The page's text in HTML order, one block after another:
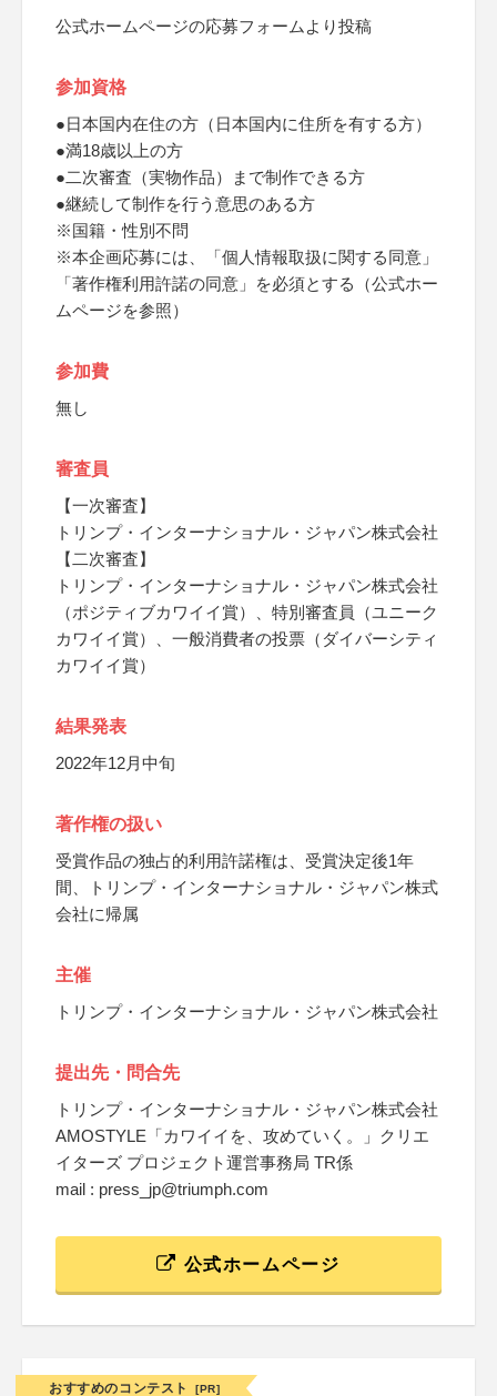
公式ホームページの応募フォームより投稿
参加資格
●日本国内在住の方（日本国内に住所を有する方）
●満18歳以上の方
●二次審査（実物作品）まで制作できる方
●継続して制作を行う意思のある方
※国籍・性別不問
※本企画応募には、「個人情報取扱に関する同意」
「著作権利用許諾の同意」を必須とする（公式ホー
ムページを参照）
参加費
無し
審査員
【一次審査】
トリンプ・インターナショナル・ジャパン株式会社
【二次審査】
トリンプ・インターナショナル・ジャパン株式会社
（ポジティブカワイイ賞）、特別審査員（ユニーク
カワイイ賞）、一般消費者の投票（ダイバーシティ
カワイイ賞）
結果発表
2022年12月中旬
著作権の扱い
受賞作品の独占的利用許諾権は、受賞決定後1年
間、トリンプ・インターナショナル・ジャパン株式
会社に帰属
主催
トリンプ・インターナショナル・ジャパン株式会社
提出先・問合先
トリンプ・インターナショナル・ジャパン株式会社
AMOSTYLE「カワイイを、攻めていく。」クリエ
イターズ プロジェクト運営事務局 TR係
mail : press_jp@triumph.com
公式ホームページ
おすすめのコンテスト [PR]